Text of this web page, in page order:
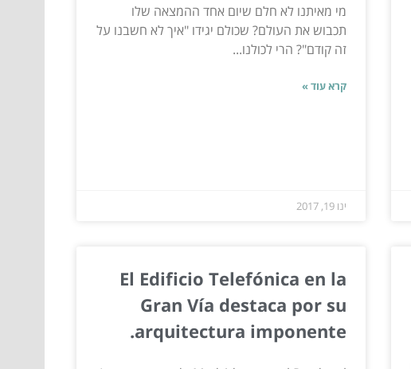
מי מאיתנו לא חלם שיום אחד ההמצאה שלו
תכבוש את העולם? שכולם יגידו "איך לא חשבנו על
זה קודם"? הרי לכולנו...
קרא עוד »
ינו 19, 2017
El Edificio Telefónica en la
Gran Vía destaca por su
arquitectura imponente.